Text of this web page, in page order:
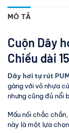
MÔ TẢ
Cuộn Dây
Chiều dài
Dây hơi tự rút
gàng với vỏ nhựa
nhưng cũng đủ nổi
Mấu nối chắc
này là một lựa